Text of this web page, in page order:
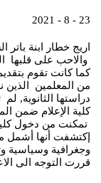
23 - 8 - 2021
اريج خطار ابنة
والاحب على قلبها
كما كانت تقوم
من المعلمين الذين
دراستها الثانوية,
كلية الإعلام ضمن
تمكنت من دخول
إكتشفت أنها أشمل
وجغرافية وسياسية
قررت التوجه الى